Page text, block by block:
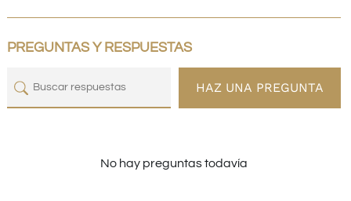
PREGUNTAS Y RESPUESTAS
HAZ UNA PREGUNTA
No hay preguntas todavía